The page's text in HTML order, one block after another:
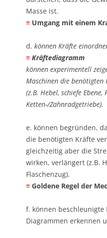
Masse ist. ​
≡ Umgang mit einem
d. können Kräfte
≡ Kräftediagramm
können experimentell
Maschinen die
(z.B. Hebel, schiefe Ebene,
Ketten-/Zahnradgetriebe).
e. können begründen,
die benötigten Kräfte
gleichzeitig aber die
wirken, verlängert (z.B.
Flaschenzug). ​
≡ Goldene Regel der
f. können beschleunigte
Diagrammen erkennen